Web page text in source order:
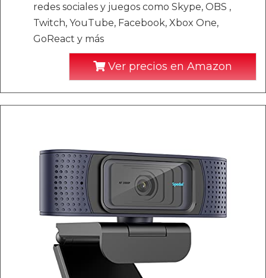
redes sociales y juegos como Skype, OBS ,
Twitch, YouTube, Facebook, Xbox One,
GoReact y más
Ver precios en Amazon